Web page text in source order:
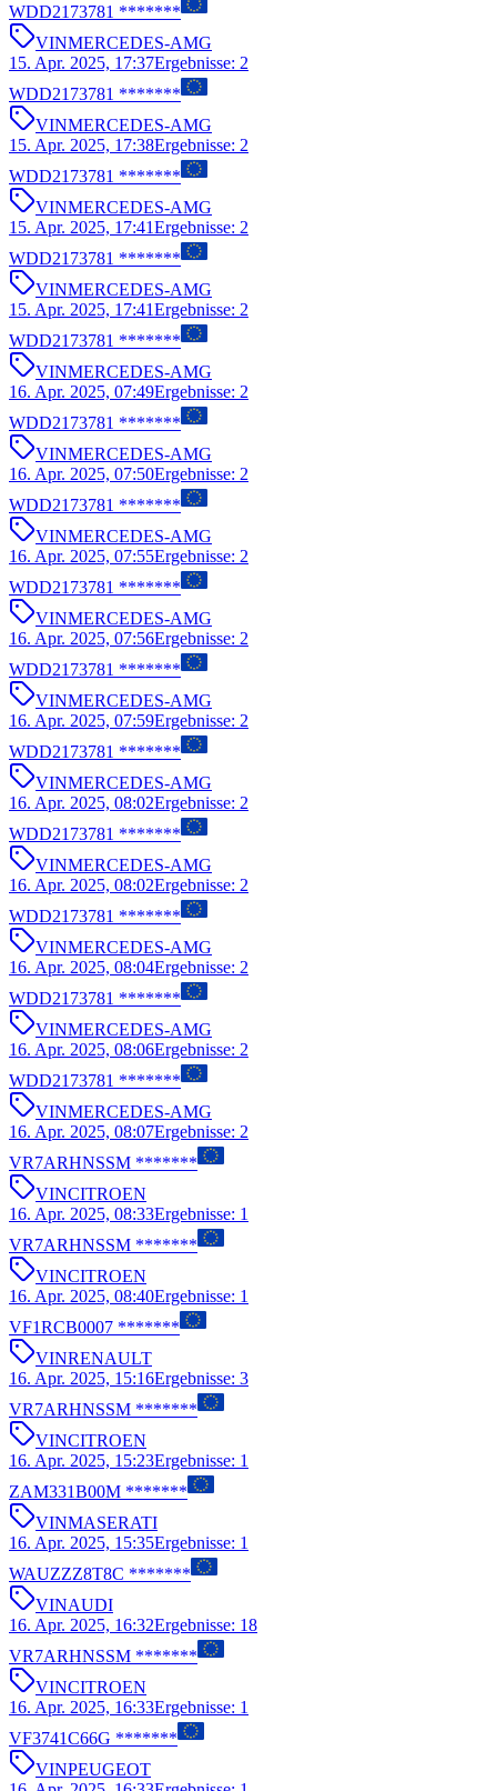
WDD2173781 *******
VINMERCEDES-AMG
15. Apr. 2025, 17:37Ergebnisse: 2
WDD2173781 *******
VINMERCEDES-AMG
15. Apr. 2025, 17:38Ergebnisse: 2
WDD2173781 *******
VINMERCEDES-AMG
15. Apr. 2025, 17:41Ergebnisse: 2
WDD2173781 *******
VINMERCEDES-AMG
15. Apr. 2025, 17:41Ergebnisse: 2
WDD2173781 *******
VINMERCEDES-AMG
16. Apr. 2025, 07:49Ergebnisse: 2
WDD2173781 *******
VINMERCEDES-AMG
16. Apr. 2025, 07:50Ergebnisse: 2
WDD2173781 *******
VINMERCEDES-AMG
16. Apr. 2025, 07:55Ergebnisse: 2
WDD2173781 *******
VINMERCEDES-AMG
16. Apr. 2025, 07:56Ergebnisse: 2
WDD2173781 *******
VINMERCEDES-AMG
16. Apr. 2025, 07:59Ergebnisse: 2
WDD2173781 *******
VINMERCEDES-AMG
16. Apr. 2025, 08:02Ergebnisse: 2
WDD2173781 *******
VINMERCEDES-AMG
16. Apr. 2025, 08:02Ergebnisse: 2
WDD2173781 *******
VINMERCEDES-AMG
16. Apr. 2025, 08:04Ergebnisse: 2
WDD2173781 *******
VINMERCEDES-AMG
16. Apr. 2025, 08:06Ergebnisse: 2
WDD2173781 *******
VINMERCEDES-AMG
16. Apr. 2025, 08:07Ergebnisse: 2
VR7ARHNSSM *******
VINCITROEN
16. Apr. 2025, 08:33Ergebnisse: 1
VR7ARHNSSM *******
VINCITROEN
16. Apr. 2025, 08:40Ergebnisse: 1
VF1RCB0007 *******
VINRENAULT
16. Apr. 2025, 15:16Ergebnisse: 3
VR7ARHNSSM *******
VINCITROEN
16. Apr. 2025, 15:23Ergebnisse: 1
ZAM331B00M *******
VINMASERATI
16. Apr. 2025, 15:35Ergebnisse: 1
WAUZZZ8T8C *******
VINAUDI
16. Apr. 2025, 16:32Ergebnisse: 18
VR7ARHNSSM *******
VINCITROEN
16. Apr. 2025, 16:33Ergebnisse: 1
VF3741C66G *******
VINPEUGEOT